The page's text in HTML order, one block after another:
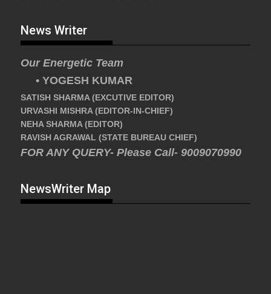
News Writer
Our Energetic Team
• YOGESH KUMAR
SATISH SHARMA (EXCUTIVE EDITOR)
URVASHI MISHRA (EDITOR-IN-CHIEF)
NEHA SHARMA (EDITOR)
RAVISH AGRAWAL (STATE BUREAU CHIEF)
FOR ANY QUERY- Please Call- 9009070990
NewsWriter Map